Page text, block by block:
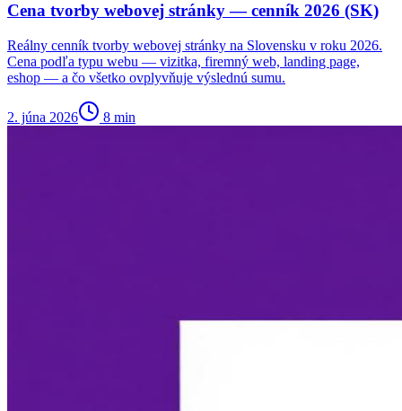
Cena tvorby webovej stránky — cenník 2026 (SK)
Reálny cenník tvorby webovej stránky na Slovensku v roku 2026.
Cena podľa typu webu — vizitka, firemný web, landing page,
eshop — a čo všetko ovplyvňuje výslednú sumu.
2. júna 2026 8 min